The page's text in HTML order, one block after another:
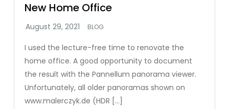
New Home Office
BLOG
I used the lecture-free time to renovate the
home office. A good opportunity to document
the result with the Pannellum panorama viewer.
Unfortunately, all older panoramas shown on
www.malerczyk.de (HDR […]